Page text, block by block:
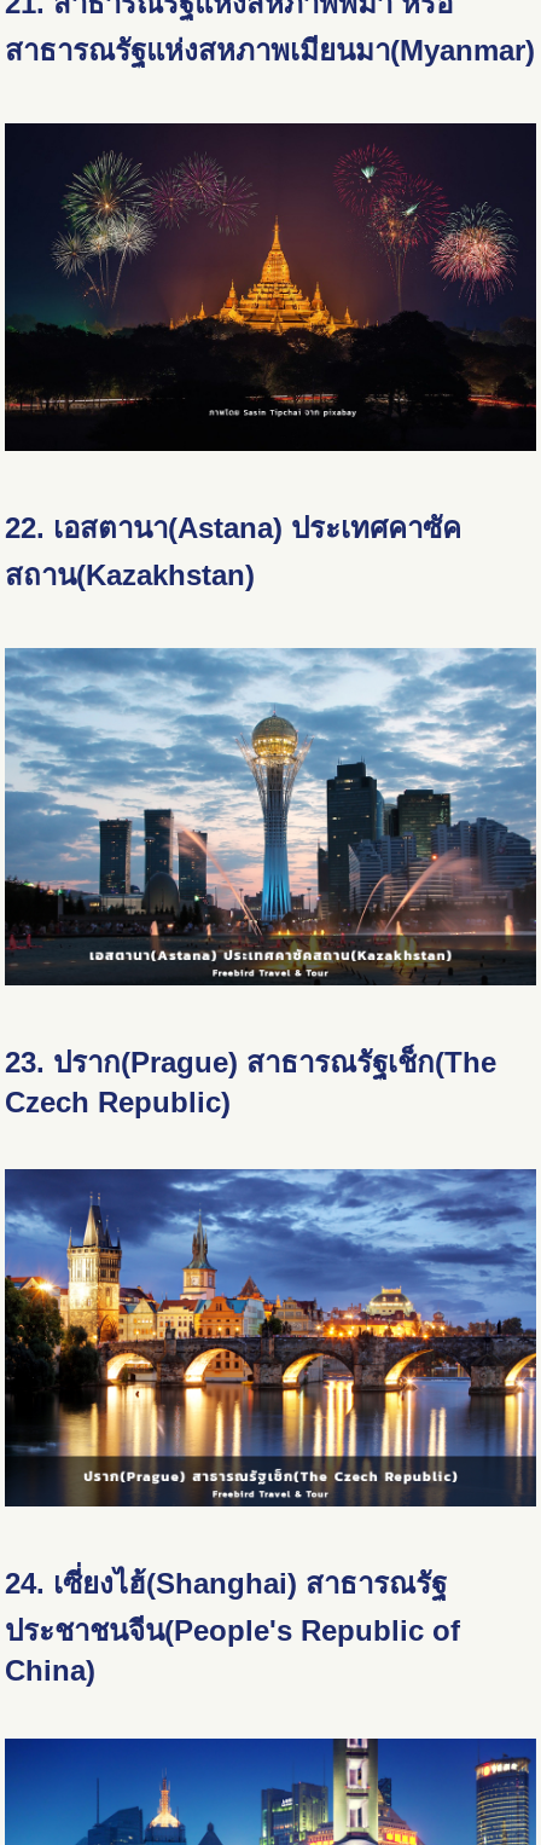
สาธารณรัฐแห่งสหภาพเมียนมา(Myanmar)
22. เอสตานา(Astana) ประเทศคาซัค
สถาน(Kazakhstan)
23. ปราก(Prague) สาธารณรัฐเช็ก(The
Czech Republic)
24. เซี่ยงไฮ้(Shanghai) สาธารณรัฐ
ประชาชนจีน(People's Republic of
China)